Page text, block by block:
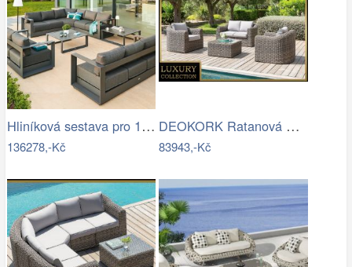
Hliníková sestava pro 10 osob MADRID …
136278,-Kč
DEOKORK Ratanová modulová sestava…
83943,-Kč